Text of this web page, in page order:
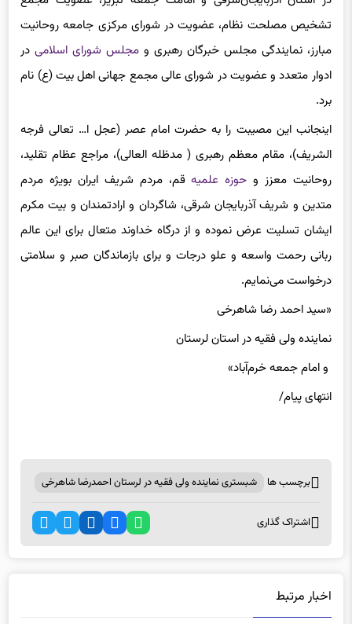
مبارز، نمایندگی مجلس خبرگان رهبری ومجلس شورای اسلامیدر
ادوار متعدد و عضویت در شورای عالی مجمع جهانی اهل بیت (ع) نام
برد.
اینجانب این مصیبت را به حضرت امام عصر (عجل ا… تعالی فرجه
الشریف)، مقام معظم رهبری ( مدظله العالی)، مراجع عظام تقلید،
روحانیت معزز وحوزه علمیه قم، مردم شریف ایران بویژه مردم
متدین و شریف آذربایجان شرقی، شاگردان و ارادتمندان و بیت مکرم
ایشان تسلیت عرض نموده و از درگاه خداوند متعال برای این عالم
ربانی رحمت واسعه و علو درجات و برای بازماندگان صبر و سلامتی
درخواست می‌نمایم.
«سید احمد رضا شاهرخی
نماینده ولی فقیه در استان لرستان
و امام جمعه خرم‌آباد»
انتهای پیام/